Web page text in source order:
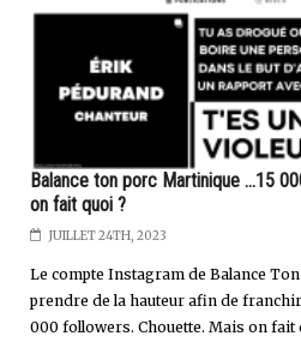
Balance ton porc Martinique ...15
on fait quoi ?
JUILLET 24TH, 2023
Le compte Instagram de Balance
prendre de la hauteur afin de
000 followers. Chouette. Mais on